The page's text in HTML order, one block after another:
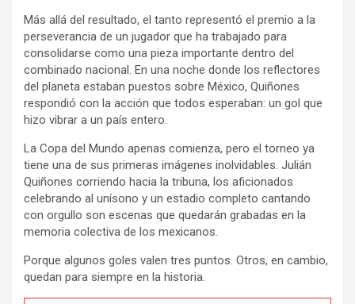
Más allá del resultado, el tanto representó el premio a la
perseverancia de un jugador que ha trabajado para
consolidarse como una pieza importante dentro del
combinado nacional. En una noche donde los reflectores
del planeta estaban puestos sobre México, Quiñones
respondió con la acción que todos esperaban: un gol que
hizo vibrar a un país entero.
La Copa del Mundo apenas comienza, pero el torneo ya
tiene una de sus primeras imágenes inolvidables. Julián
Quiñones corriendo hacia la tribuna, los aficionados
celebrando al unísono y un estadio completo cantando
con orgullo son escenas que quedarán grabadas en la
memoria colectiva de los mexicanos.
Porque algunos goles valen tres puntos. Otros, en cambio,
quedan para siempre en la historia.